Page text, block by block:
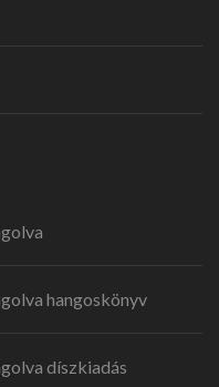
hangoskönyv
díszkiadás